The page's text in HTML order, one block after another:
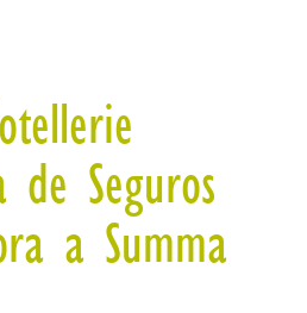
de Seguros
a Summa